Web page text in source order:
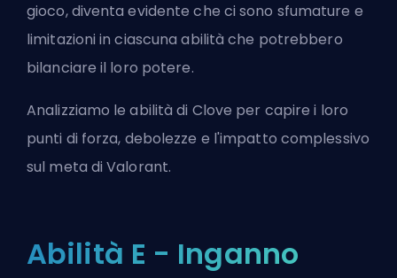
gioco, diventa evidente che ci sono sfumature e
limitazioni in ciascuna abilità che potrebbero
bilanciare il loro potere.
Analizziamo le abilità di Clove per capire i loro
punti di forza, debolezze e l'impatto complessivo
sul meta di Valorant.
Abilità E - Inganno